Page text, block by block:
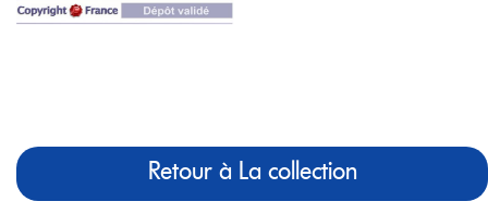
Retour à La collection